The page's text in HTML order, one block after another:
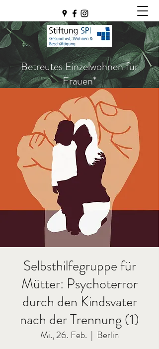
Betreutes Einzelwohnen für
Frauen*
Selbsthilfegruppe für
Mütter: Psychoterror
durch den Kindsvater
nach der Trennung (1)
Mi., 26. Feb.
  |
Berlin